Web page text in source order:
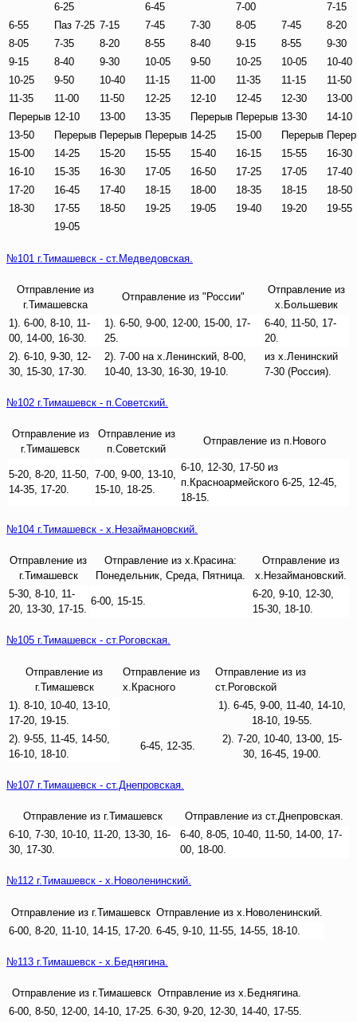
6-25 6-45 7-00
7-15
6-55
Паз 7-25 7-15 7-45 7-30 8-05 7-45
8-20
8-05
7-35 8-20 8-55 8-40 9-15 8-55
9-30
9-15
8-40 9-30 10-05 9-50 10-25 10-05
10-40
10-25
9-50 10-40 11-15 11-00 11-35 11-15
11-50
11-35
11-00 11-50 12-25 12-10 12-45 12-30
13-00
Перерыв 12-10 13-00 13-35 Перерыв Перерыв 13-30
14-10
13-50
Перерыв Перерыв Перерыв 14-25 15-00 Перерыв
15-00
14-25 15-20 15-55 15-40 16-15 15-55
16-30
16-10
15-35 16-30 17-05 16-50 17-25 17-05
17-40
17-20
16-45 17-40 18-15 18-00 18-35 18-15
18-50
18-30
17-55 18-50 19-25 19-05 19-40 19-20
19-55
19-05
№101 г.Тимашевск - ст.Медведовская.
Отправление из
г.Тимашевска
Отправление из "России"
Отправление из
х.Большевик
1). 6-00, 8-10, 11-
00, 14-00, 16-30.
1). 6-50, 9-00, 12-00, 15-00, 17-
25.
6-40, 11-50, 17-
20.
2). 6-10, 9-30, 12-
30, 15-30, 17-30.
2). 7-00 на х.Ленинский, 8-00,
10-40, 13-30, 16-30, 19-10.
из х.Ленинский
7-30 (Россия).
№102 г.Тимашевск - п.Советский.
Отправление из
г.Тимашевск
Отправление из
п.Советский
Отправление из п.Нового
5-20, 8-20, 11-50,
14-35, 17-20.
7-00, 9-00, 13-10,
15-10, 18-25.
6-10, 12-30, 17-50 из
п.Красноармейского 6-25, 12-45,
18-15.
№104 г.Тимашевск - х.Незаймановский.
Отправление из
г.Тимашевск
Отправление из х.Красина:
Понедельник, Среда, Пятница.
Отправление из
х.Незаймановский.
5-30, 8-10, 11-
20, 13-30, 17-15.
6-00, 15-15.
6-20, 9-10, 12-30,
15-30, 18-10.
№105 г.Тимашевск - ст.Роговская.
Отправление из
г.Тимашевск
Отправление из
х.Красного
Отправление из из
ст.Роговской
1). 8-10, 10-40, 13-10,
17-20, 19-15.
1). 6-45, 9-00, 11-40, 14-10,
18-10, 19-55.
2). 9-55, 11-45, 14-50,
16-10, 18-10.
6-45, 12-35.
2). 7-20, 10-40, 13-00, 15-
30, 16-45, 19-00.
№107 г.Тимашевск - ст.Днепровская.
Отправление из г.Тимашевск
Отправление из ст.Днепровская.
6-10, 7-30, 10-10, 11-20, 13-30, 16-
30, 17-30.
6-40, 8-05, 10-40, 11-50, 14-00, 17-
00, 18-00.
№112 г.Тимашевск - х.Новоленинский.
Отправление из г.Тимашевск Отправление из х.Новоленинский.
6-00, 8-20, 11-10, 14-15, 17-20. 6-45, 9-10, 11-55, 14-55, 18-10.
№113 г.Тимашевск - х.Беднягина.
Отправление из г.Тимашевск Отправление из х.Беднягина.
6-00, 8-50, 12-00, 14-10, 17-25. 6-30, 9-20, 12-30, 14-40, 17-55.